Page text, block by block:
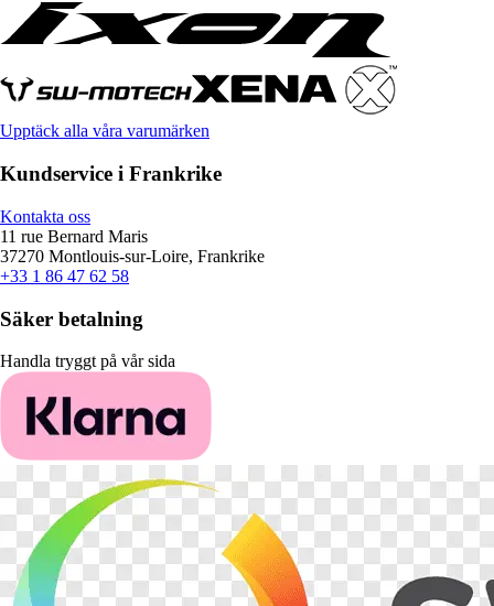
Upptäck alla våra varumärken
Kundservice i Frankrike
Kontakta oss
11 rue Bernard Maris
37270 Montlouis-sur-Loire, Frankrike
+33 1 86 47 62 58
Säker betalning
Handla tryggt på vår sida